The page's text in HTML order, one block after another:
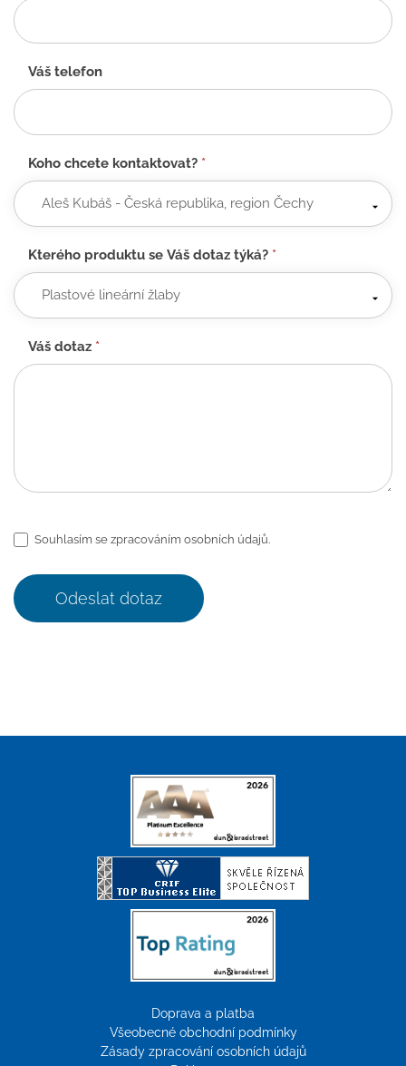
Váš telefon
Koho chcete kontaktovat? *
Kterého produktu se Váš dotaz týká? *
Váš dotaz *
Souhlasím se zpracováním osobních údajů.
Odeslat dotaz
Doprava a platba
Všeobecné obchodní podmínky
Zásady zpracování osobních údajů